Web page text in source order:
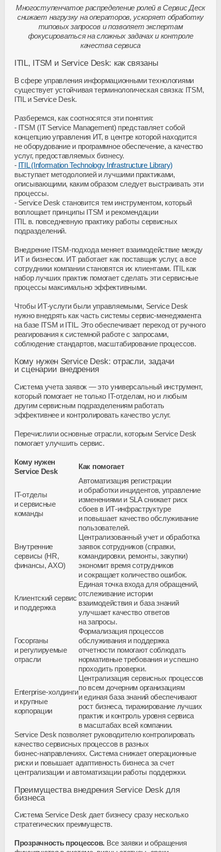
Многоступенчатое распределение ролей в Сервис Деск
снижает нагрузку на операторов, ускоряет обработку
типовых запросов и позволяет экспертам
фокусироваться на сложных задачах и контроле
качества сервиса
ITIL, ITSM и Service Desk: как связаны
В сфере управления информационными технологиями
существует устойчивая терминологическая связка: ITSM,
ITIL и Service Desk.
Разберемся, как соотносятся эти понятия:
ITSM (IT Service Management) представляет собой
концепцию управления ИТ, в центре которой находится
не оборудование и программное обеспечение, а качество
услуг, предоставляемых бизнесу.
ITIL (Information Technology Infrastructure Library)
выступает методологией и лучшими практиками,
описывающими, каким образом следует выстраивать эти
процессы.
Service Desk становится тем инструментом, который
воплощает принципы ITSM и рекомендации
ITIL в. повседневную практику работы сервисных
подразделений.
Внедрение ITSM-подходаменяет взаимодействие между
ИТ и бизнесом. ИТ работает как поставщик услуг, а все
сотрудники компании становятся их клиентами. ITIL как
набор лучших практик помогает сделать эти сервисные
процессы максимально эффективными.
Чтобы ИТ-услугибыли управляемыми, Service Desk
нужно внедрять как часть системысервис-менеджмента
на базе ITSM и ITIL. Это обеспечивает переход от ручного
реагирования к системной работе с запросами,
соблюдение стандартов, масштабирование процессов.
Кому нужен Service Desk: отрасли, задачи
и сценарии внедрения
Система учета заявок — это универсальный инструмент,
который помогает не только IT-отделам, но и любым
другим сервисным подразделениям работать
эффективнее и контролировать качество услуг.
Перечислили основные отрасли, которым Service Desk
помогает улучшить сервис.
Кому нужен
Service Desk
Как помогает
IT-отделы
и сервисные
команды
Автоматизация регистрации
и обработки инцидентов, управление
изменениями и SLA снижает риск
сбоев в ИТ-инфраструктуре
и повышает качество обслуживание
пользователей.
Внутренние
сервисы (HR,
финансы, АХО)
Централизованный учет и обработка
заявок сотрудников (справки,
командировки, ремонты, закупки)
экономит время сотрудников
и сокращает количество ошибок.
Клиентский сервис
и поддержка
Единая точка входа для обращений,
отслеживание истории
взаимодействия и база знаний
улучшает качество ответов
на запросы.
Госорганы
и регулируемые
отрасли
Формализация процессов
обслуживания и поддержка
отчетности помогают соблюдать
нормативные требования и успешно
проходить проверки.
Enterprise-холдинги
и крупные
корпорации
Централизация сервисных процессов
по всем дочерним организациям
и единая база знаний обеспечивают
рост бизнеса, тиражирование лучших
практик и контроль уровня сервиса
в масштабах всей компании.
Service Desk позволяет руководителю контролировать
качество сервисных процессов в разных
бизнес-направлениях. Система снижает операционные
риски и повышает адаптивность бизнеса за счет
централизации и автоматизации работы поддержки.
Преимущества внедрения Service Desk для
бизнеса
Система Service Desk дает бизнесу сразу несколько
стратегических преимуществ.
Прозрачность процессов. Все заявки и обращения